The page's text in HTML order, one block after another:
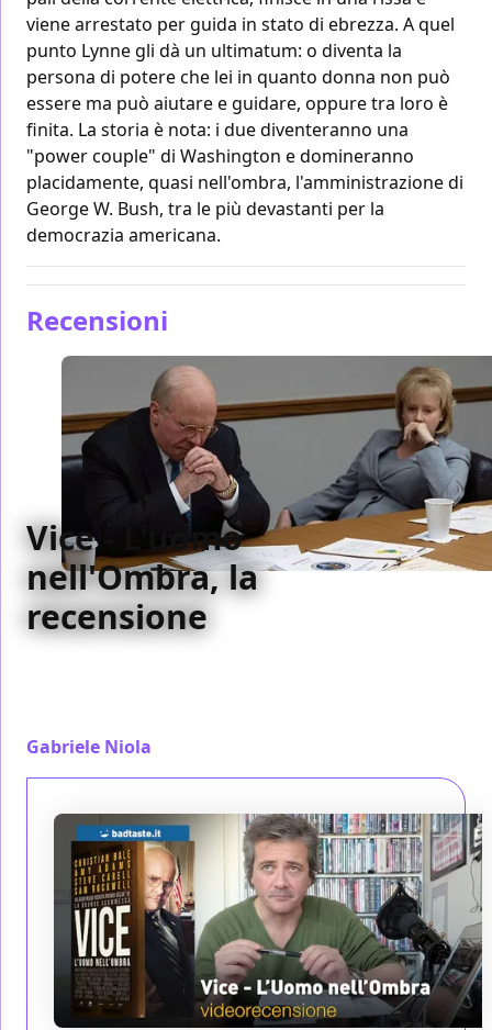
viene arrestato per guida in stato di ebrezza. A quel
punto Lynne gli dà un ultimatum: o diventa la
persona di potere che lei in quanto donna non può
essere ma può aiutare e guidare, oppure tra loro è
finita. La storia è nota: i due diventeranno una
"power couple" di Washington e domineranno
placidamente, quasi nell'ombra, l'amministrazione di
George W. Bush, tra le più devastanti per la
democrazia americana.
Recensioni
Vice - L'uomo
nell'Ombra, la
recensione
Gabriele Niola